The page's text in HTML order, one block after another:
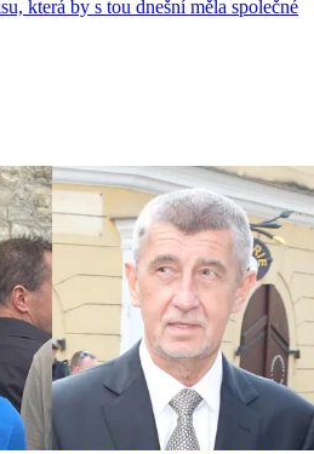
která by s tou dnešní měla společné